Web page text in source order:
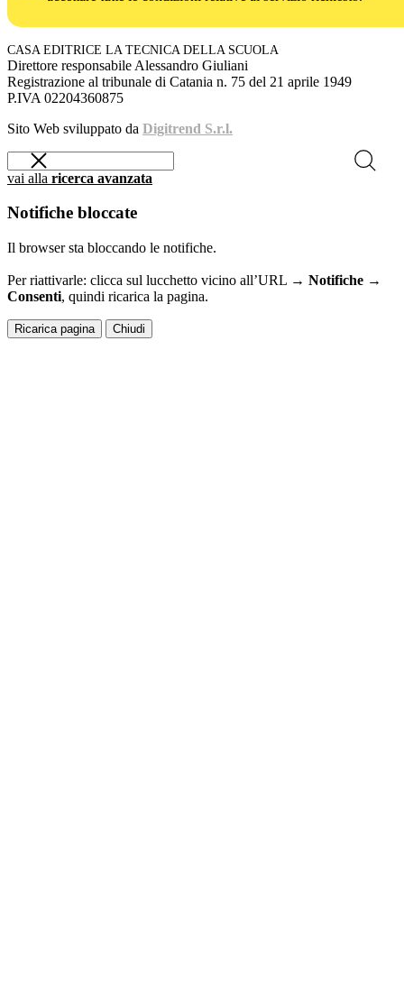
CASA EDITRICE LA TECNICA DELLA SCUOLA
Direttore responsabile Alessandro Giuliani
Registrazione al tribunale di Catania n. 75 del 21 aprile 1949
P.IVA 02204360875
Sito Web sviluppato da Digitrend S.r.l.
vai alla ricerca avanzata
Notifiche bloccate
Il browser sta bloccando le notifiche.
Per riattivarle: clicca sul lucchetto vicino all’URL → Notifiche →
Consenti, quindi ricarica la pagina.
Ricarica pagina Chiudi